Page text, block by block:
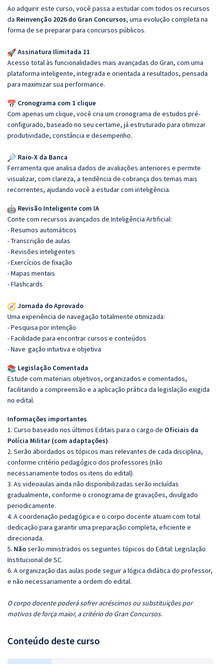
Ao adquirir este curso, você passa a estudar com todos os recursos
da Reinvenção 2026 do Gran Concursos, uma evolução completa na
forma de se preparar para concursos públicos.
Assinatura Ilimitada 11
Acesso total às funcionalidades mais avançadas do Gran, com uma
plataforma inteligente, integrada e orientada a resultados, pensada
para maximizar sua performance.
Cronograma com 1 clique
Com apenas um clique, você cria um cronograma de estudos pré-
configurado, baseado no seu certame, já estruturado para otimizar
produtividade, constância e desempenho.
Raio-X da Banca
Ferramenta que analisa dados de avaliações anteriores e permite
visualizar, com clareza, a tendência de cobrança dos temas mais
recorrentes, ajudando você a estudar com inteligência.
Revisão Inteligente com IA
Conte com recursos avançados de Inteligência Artificial:
- Resumos automáticos
- Transcrição de aulas
- Revisões inteligentes
- Exercícios de fixação
- Mapas mentais
- Flashcards
Jornada do Aprovado
Uma experiência de navegação totalmente otimizada:
- Pesquisa por intenção
- Facilidade para encontrar cursos e conteúdos
- Nave gação intuitiva e objetiva
Legislação Comentada
Estude com materiais objetivos, organizados e comentados,
facilitando a compreensão e a aplicação prática da legislação exigida
no edital.
Informações importantes
1. Curso baseado nos últimos Editais para o cargo de Oficiais da
Polícia Militar (com adaptações).
2. Serão abordados os tópicos mais relevantes de cada disciplina,
conforme critério pedagógico dos professores (não
necessariamente todos os itens do edital).
3. As videoaulas ainda não disponibilizadas serão incluídas
gradualmente, conforme o cronograma de gravações, divulgado
periodicamente.
4. A coordenação pedagógica e o corpo docente atuam com total
dedicação para garantir uma preparação completa, eficiente e
direcionada.
5. Nãoserão ministrados os seguintes tópicos do Edital: Legislação
Institucional de SC.
6. A organização das aulas pode seguir a lógica didática do professor,
e não necessariamente a ordem do edital.
O corpo docente poderá sofrer acréscimos ou substituições por
motivos de força maior, a critério do Gran Concursos.
Conteúdo deste curso